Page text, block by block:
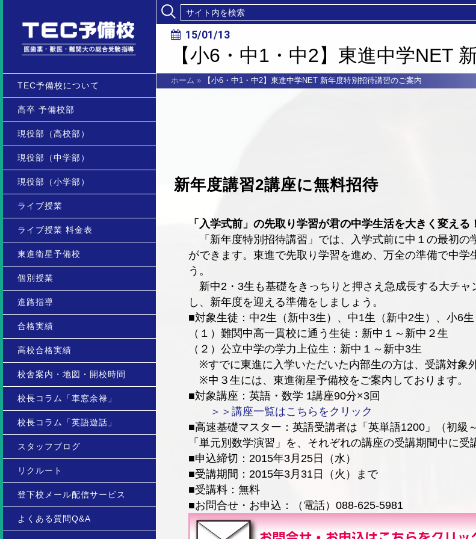
TEC予備校について
高卒 予備校部
現役部（高校部）
現役部（中学部）
現役部（小学部）
ライブ授業
ライブ授業 料金表
東進衛星予備校
個別授業
進路指導
合格実績
高校合格実績
校舎案内・地図・開校時間
校長コラム「車窓余禄」
校長コラム「英語遊話」
スタッフブログ
リクルート
登下校メール配信サービス
よくある質問Q&A
15/01/13
【小6・中1・中2】東進中学NET
ホーム » 【小6・中1・中2】東進中学NET 新年度特別招待講習のご案内
新年度講習2講座に無料招待
「入学式前」の先取り学習が君の中学生活を大きく変える！
「新年度特別招待講習」では、入学式前に中１の最初の
ができます。東進で先取り学習を進め、万全の準備で中学
う。
新中2・3生も基礎をきっちりと押さえ急成長する大チャ
し、新年度を迎える準備をしましょう。
■対象生徒：中2生（新中3生）、中1生（新中2生）、小6生
（１）難関中高一貫校に通う生徒：新中１～新中２生
（２）公立中学の学力上位生：新中１～新中3生
※すでに東進に入学いただいた内部生の方は、受講対象外
※中３生には、東進衛星予備校をご案内しております。
■対象講座：英語・数学 1講座90分×3回
＞＞講座一覧はこちらをクリック
■高速基礎マスター：英語受講者は「英単語1200」（初級
「単元別数学演習」を、それぞれの講座の受講期間中に受
■申込締切：2015年3月25日（水）
■受講期間：2015年3月31日（火）まで
■受講料：無料
■お問合せ・お申込：（電話）088-625-5981